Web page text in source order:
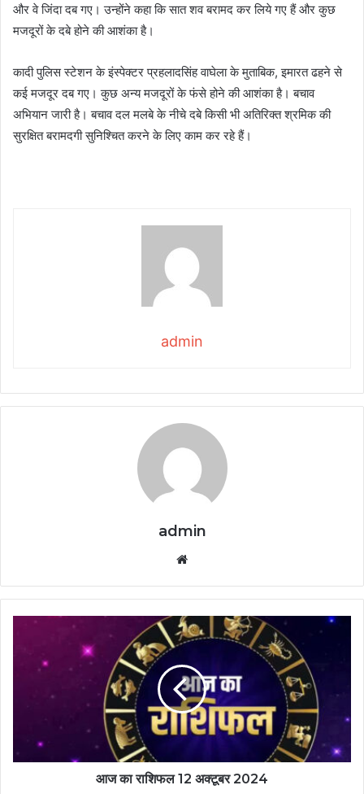
और वे जिंदा दब गए। उन्होंने कहा कि सात शव बरामद कर लिये गए हैं और कुछ
मजदूरों के दबे होने की आशंका है।
कादी पुलिस स्टेशन के इंस्पेक्टर प्रहलादसिंह वाघेला के मुताबिक, इमारत ढहने से
कई मजदूर दब गए। कुछ अन्य मजदूरों के फंसे होने की आशंका है। बचाव
अभियान जारी है। बचाव दल मलबे के नीचे दबे किसी भी अतिरिक्त श्रमिक की
सुरक्षित बरामदगी सुनिश्चित करने के लिए काम कर रहे हैं।
admin
admin
आज का राशिफल 12 अक्टूबर 2024